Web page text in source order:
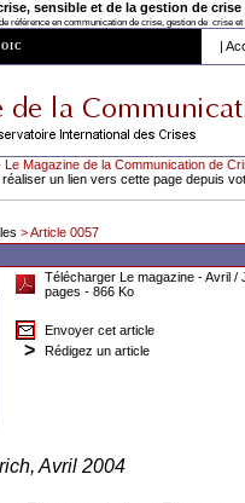
sensible et de la gestion de crise
référence en communication de crise, gestion de crise
|
Magazine de la Communication de
un lien vers cette page depuis
> Article 0057
Télécharger Le magazine - Avril /
pages - 866 Ko
Envoyer cet article
> Rédigez un article
Avril 2004